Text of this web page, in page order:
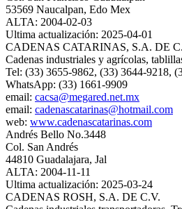
53569 Naucalpan, Edo Mex
ALTA: 2004-02-03
Ultima actualización: 2025-04-01
CADENAS CATARINAS, S.A. DE
Cadenas industriales y agrícolas,
Tel: (33) 3655-9862, (33) 3644-9218,
WhatsApp: (33) 1661-9909
email: cacsa@megared.net.mx
email: cadenascatarinas@hotmail.com
web: www.cadenascatarinas.com
Andrés Bello No.3448
Col. San Andrés
44810 Guadalajara, Jal
ALTA: 2004-11-11
Ultima actualización: 2025-03-24
CADENAS ROSH, S.A. DE C.V.